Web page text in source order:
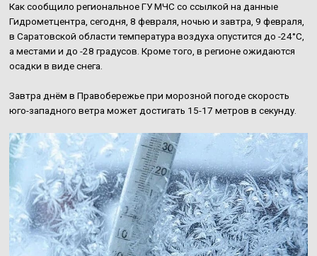
Как сообщило региональное ГУ МЧС со ссылкой на данные
Гидрометцентра, сегодня, 8 февраля, ночью и завтра, 9 февраля,
в Саратовской области температура воздуха опустится до -24°С,
а местами и до -28 градусов. Кроме того, в регионе ожидаются
осадки в виде снега.
Завтра днём в Правобережье при морозной погоде скорость
юго-западного ветра может достигать 15-17 метров в секунду.